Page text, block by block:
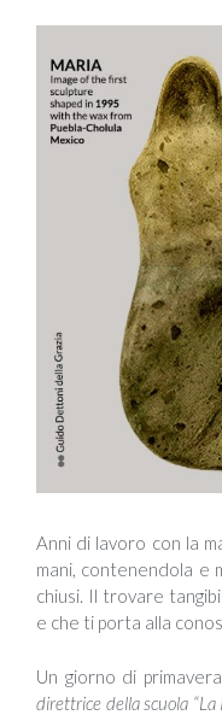
Anni di lavoro con la
mani, contenendola e
chiusi. Il trovare
e che ti porta alla
Un giorno di
direttrice della scuola